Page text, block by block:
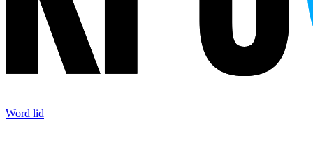
Word lid